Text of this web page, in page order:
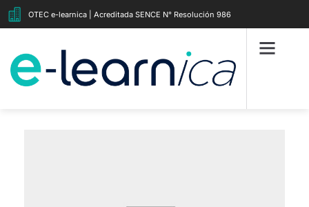
OTEC e-learnica | Acreditada SENCE N° Resolución 986